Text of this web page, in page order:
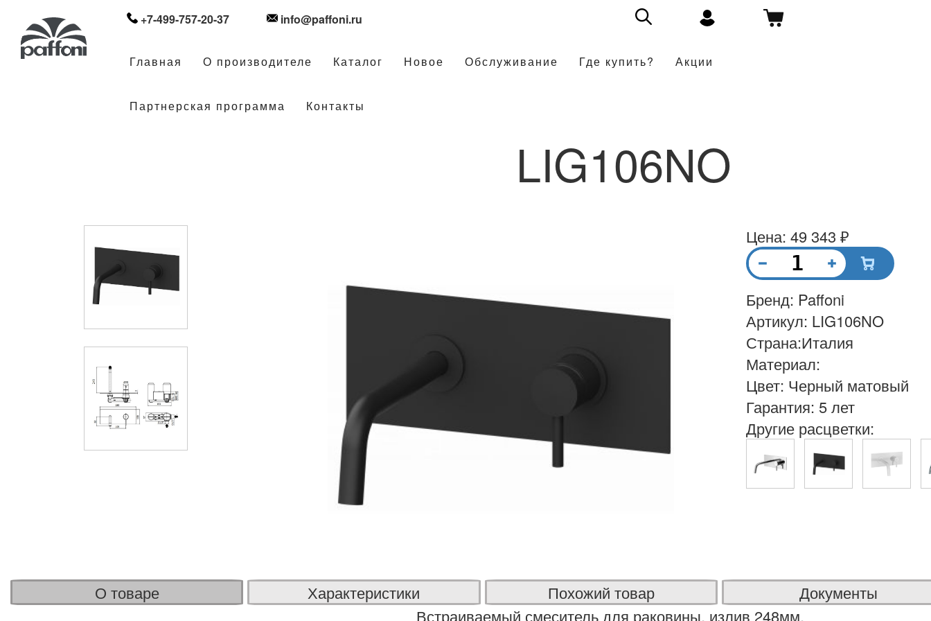
+7-499-757-20-37 info@paffoni.ru
Главная О производителе Каталог Новое Обслуживание Где купить? Акции
Партнерская программа Контакты
LIG106NO
О товаре Характеристики Похожий товар
Документы
Встраиваемый смеситель для раковины, излив 248мм,
Цена: 49 343 ₽
Бренд: Paffoni
Артикул: LIG106NO
Страна:Италия
Материал:
Цвет: Черный матовый
Гарантия: 5 лет
Другие расцветки: